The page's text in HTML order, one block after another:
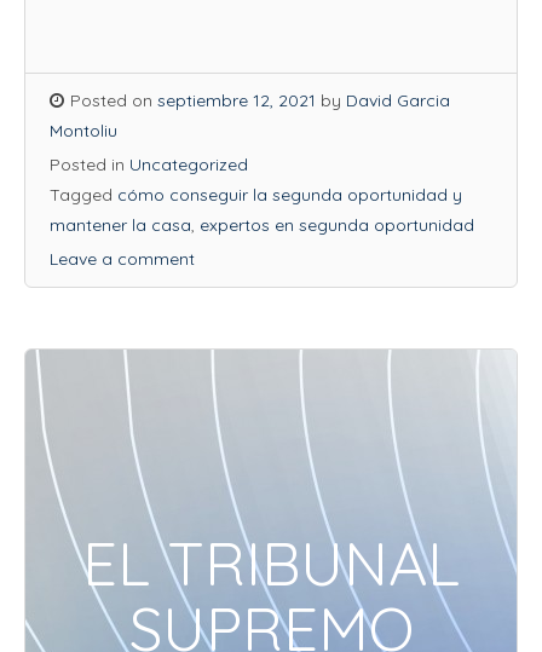
Posted on septiembre 12, 2021 by David Garcia
Montoliu
Posted in Uncategorized
Tagged cómo conseguir la segunda oportunidad y
mantener la casa, expertos en segunda oportunidad
Leave a comment
EL TRIBUNAL
SUPREMO